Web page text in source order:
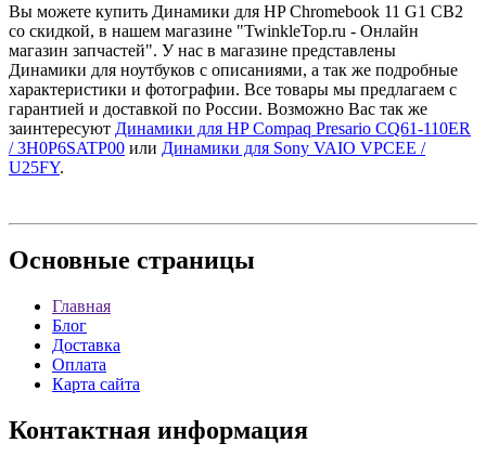
Вы можете купить Динамики для HP Chromebook 11 G1 CB2
со скидкой, в нашем магазине "TwinkleTop.ru - Онлайн
магазин запчастей". У нас в магазине представлены
Динамики для ноутбуков с описаниями, а так же подробные
характеристики и фотографии. Все товары мы предлагаем с
гарантией и доставкой по России. Возможно Вас так же
заинтересуют Динамики для HP Compaq Presario CQ61-110ER
/ 3H0P6SATP00 или Динамики для Sony VAIO VPCEE /
U25FY.
Основные страницы
Главная
Блог
Доставка
Оплата
Карта сайта
Контактная информация